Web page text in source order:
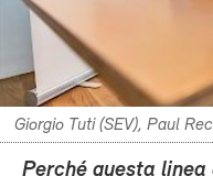
Giorgio Tuti (SEV), Paul
Perché questa linea